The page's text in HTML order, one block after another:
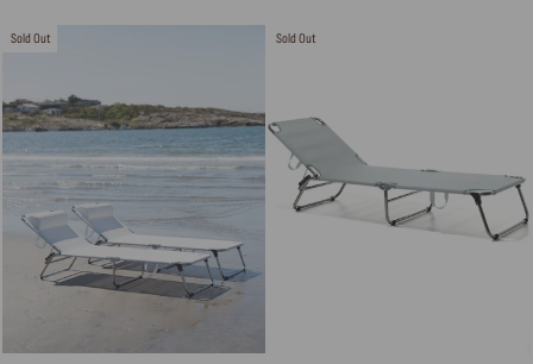
Sold Out Sold Out